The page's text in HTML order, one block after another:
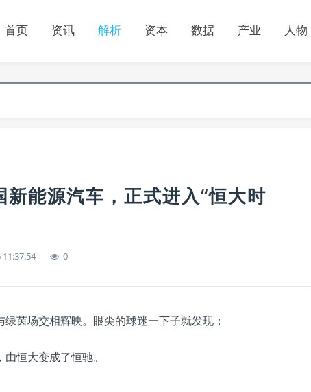
首页 资讯 解析 资本 数据 产业 人物
能源汽车，正式进入“恒大时
0
茵场交相辉映。眼尖的球迷一下子就发现：
恒大变成了恒驰。